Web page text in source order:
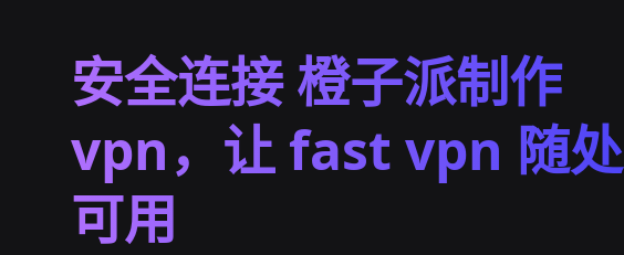
安全连接 橙子派制作
vpn，让 fast vpn 随处
可用